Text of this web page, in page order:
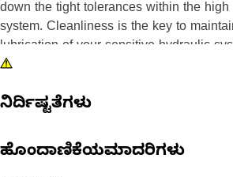
down the tight tolerances within the
system. Cleanliness is the key to
lubrication of your sensitive hydraulic
ನಿರ್ದಿಷ್ಟತೆಗಳು
ಹೊಂದಾಣಿಕೆಯಮಾದರಿಗಳು